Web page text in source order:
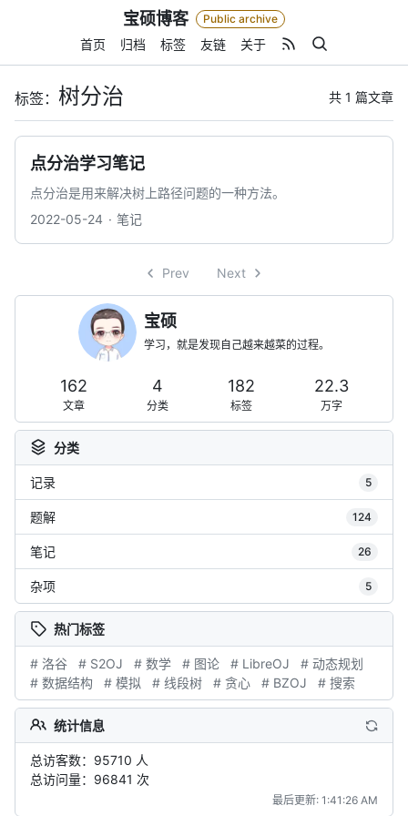
宝硕博客 Public archive
首页 归档 标签 友链 关于
标签： 树分治 共 1 篇文章
点分治学习笔记
点分治是用来解决树上路径问题的一种方法。
2022-05-24
笔记
Prev Next
宝硕
学习，就是发现自己越来越菜的过程。
162
文章
4
分类
182
标签
22.3
万字
分类
记录 5
题解 124
笔记 26
杂项 5
热门标签
# 洛谷 # S2OJ # 数学 # 图论 # LibreOJ
# 动态规划
# 数据结构
# 模拟 # 线段树 # 贪心 # BZOJ # 搜索
统计信息
总访客数：95710 人
总访问量：96841 次
最后更新: 1:41:26 AM